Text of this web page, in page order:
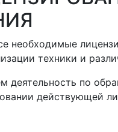
необходимые
техники и
деятельность по
действующей